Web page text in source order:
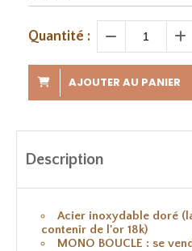
Quantité :
AJOUTER AU PANIER
Description
Acier inoxydable doré
contenir de l'or 18k)
MONO BOUCLE : se